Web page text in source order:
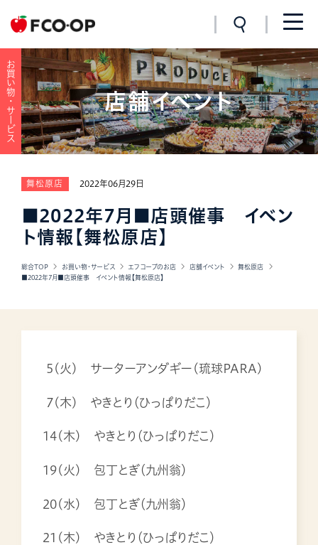
お買い物・サービス 店舗イベント
総合TOP お買い物・サービス エフコープのお店 店舗イベント
舞松原店
■2022年7月■店頭催事 イベント情報【舞松原店】
舞松原店 2022年06月29日
■2022年7月■店頭催事 イベン
ト情報【舞松原店】
5(火) サーターアンダギー(琉球PARA)
7(木) やきとり（ひっぱりだこ）
14(木) やきとり（ひっぱりだこ）
19(火) 包丁とぎ（九州翁）
20(水) 包丁とぎ（九州翁）
21(木) やきとり（ひっぱりだこ）